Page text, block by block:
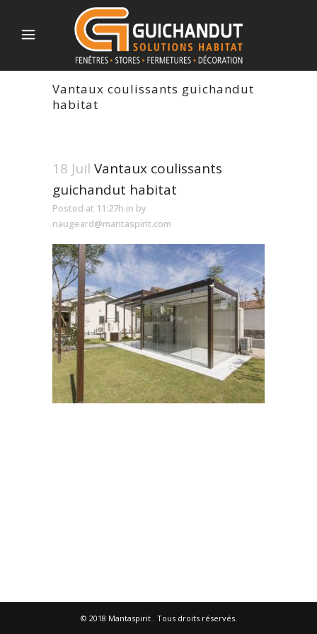
Vantaux coulissants guichandut
habitat
18 Juil Vantaux coulissants
guichandut habitat
Posted at 11:27h in by
naugeard@mantaspirit.com
© 2018 Mantaspirit. Tous droits réservés.